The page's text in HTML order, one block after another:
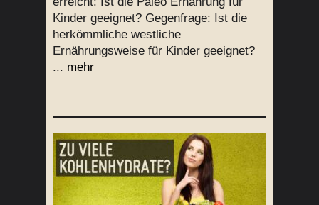
Kinder geeignet? Gegenfrage: Ist die
herkömmliche westliche
Ernährungsweise für Kinder geeignet?
... mehr